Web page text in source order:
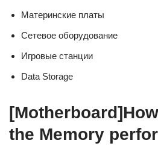
Материнские платы
Сетевое оборудование
Игровые станции
Data Storage
the Memory